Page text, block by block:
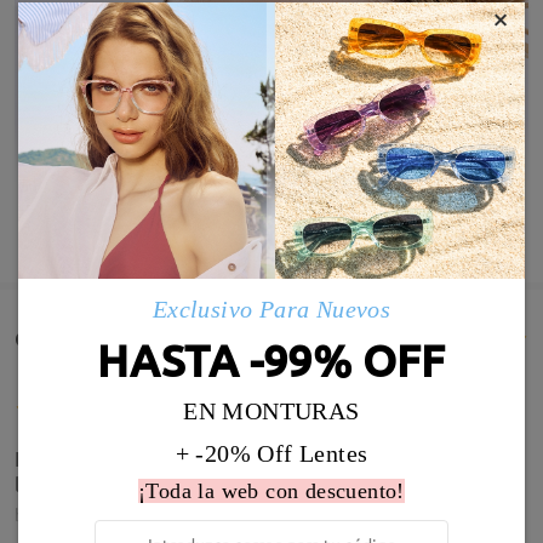
MOSTRAR MÁS
Comentarios de Clientes(61)
La graduación es perfecta y estas gafas son lo más,
las uso todos los días.
by
×
Exclusivo Para Nuevos
HASTA -99% OFF
EN MONTURAS
+ -20% Off Lentes
¡Toda la web con descuento!